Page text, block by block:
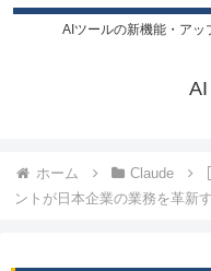
AIツールの新機能・アッ
ホーム Claude
ントが日本企業の業務を革新